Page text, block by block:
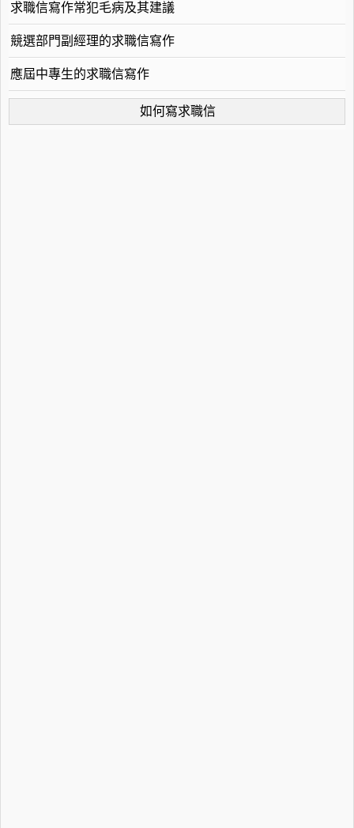
求職信寫作常犯毛病及其建議
競選部門副經理的求職信寫作
應屆中專生的求職信寫作
如何寫求職信